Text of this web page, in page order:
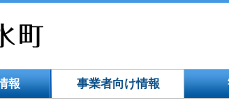
報 事業者向け情報